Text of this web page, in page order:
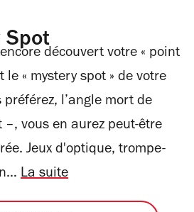
Spot
découvert votre « point
« mystery spot » de votre
l’angle mort de
vous en aurez peut-être
Jeux d'optique, trompe-
La suite